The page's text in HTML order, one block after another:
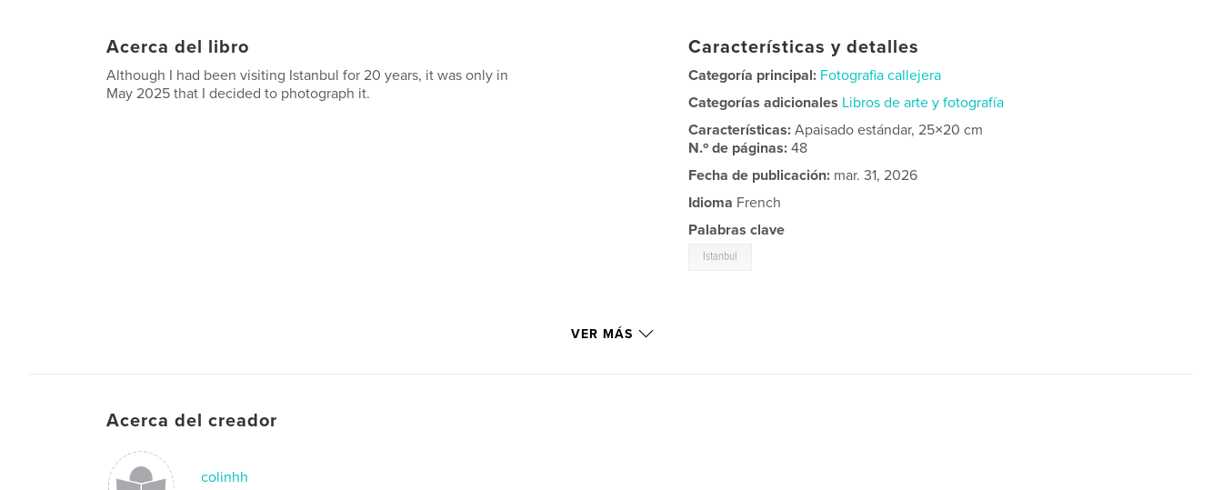
Acerca del libro
Although I had been visiting Istanbul for 20 years, it was only in
May 2025 that I decided to photograph it.
Características y detalles
Categoría principal: Fotografia callejera
Categorías adicionales Libros de arte y fotografía
Características:Apaisado estándar, 25×20 cm
N.º de páginas:48
Fecha de publicación: mar. 31, 2026
Idioma French
Palabras clave
Istanbul
VER MÁS
Acerca del creador
colinhh